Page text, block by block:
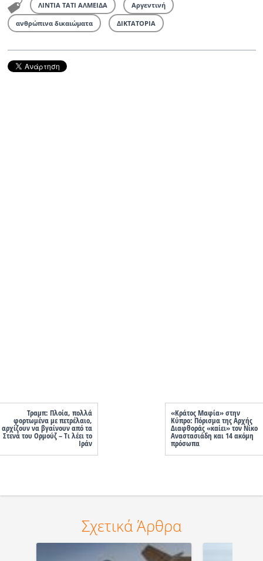
ΛΙΝΤΙΑ ΤΑΤΙ ΑΛΜΕΙΔΑ Αργεντινή
ανθρώπινα δικαιώματα ΔΙΚΤΑΤΟΡΙΑ
Τραμπ: Πλοία, πολλά
φορτωμένα με πετρέλαιο,
αρχίζουν να βγαίνουν από τα
Στενά του Ορμούζ – Τι λέει το
Ιράν
«Κράτος Μαφία» στην
Κύπρο: Πόρισμα της Αρχής
Διαφθοράς «καίει» τον Νίκο
Αναστασιάδη και 14 ακόμη
πρόσωπα
Σχετικά Άρθρα